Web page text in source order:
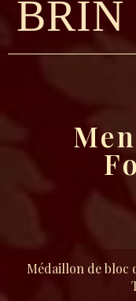
BRIN
Médaillon de bloc